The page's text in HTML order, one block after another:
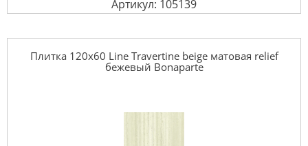
Артикул: 105139
Плитка 120x60 Line Travertine beige матовая relief
бежевый Bonaparte